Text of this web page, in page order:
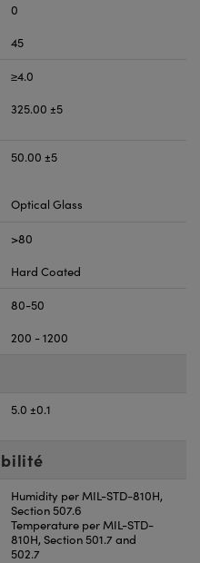
0
45
≥4.0
325.00 ±5
50.00 ±5
Optical Glass
>80
Hard Coated
80-50
200 - 1200
5.0 ±0.1
Humidity per MIL-STD-810H,
Section 507.6
Temperature per MIL-STD-
810H, Section 501.7 and
502.7